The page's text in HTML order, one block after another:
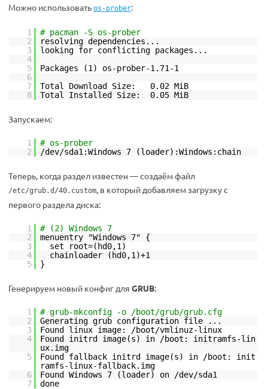
Можно использовать os-prober:
1
# pacman -S os-prober
2
resolving dependencies...
3
looking for conflicting packages...
4
5
Packages (1) os-prober-1.71-1
6
7
Total Download Size: 0.02 MiB
8
Total Installed Size: 0.05 MiB
Запускаем:
1
# os-prober
2
/dev/sda1:Windows 7 (loader):Windows:chain
Теперь, когда раздел известен — создаём файл
/etc/grub.d/40.custom, в который добавляем загрузку с
первого раздела диска:
1
# (2) Windows 7
2
menuentry "Windows 7" {
3
set root=(hd0,1)
4
chainloader (hd0,1)+1
5
}
Генерируем новый конфиг для GRUB:
1
# grub-mkconfig -o /boot/grub/grub.cfg
2
Generating grub configuration file ...
3
Found linux image: /boot/vmlinuz-linux
4
Found initrd image(s) in /boot: initramfs-lin
ux.img
5
Found fallback initrd image(s) in /boot: init
ramfs-linux-fallback.img
6
Found Windows 7 (loader) on /dev/sda1
7
done